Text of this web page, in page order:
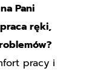
Pani
ręki,
pracy i